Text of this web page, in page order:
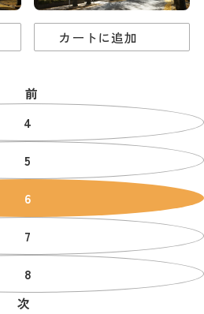
カートに追加
前
4
5
6
7
8
次